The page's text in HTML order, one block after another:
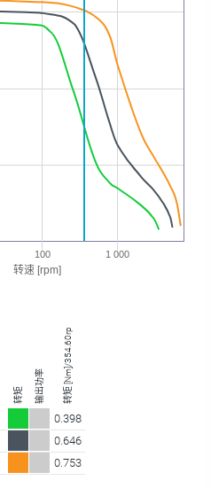
转速 [rpm]
100 1 000
转矩 输出功率 转矩 [Nm]/354.60rpm
0.398
0.646
0.753